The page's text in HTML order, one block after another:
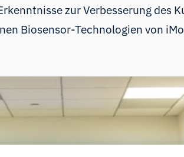
zur Verbesserung des
Biosensor-Technologien von